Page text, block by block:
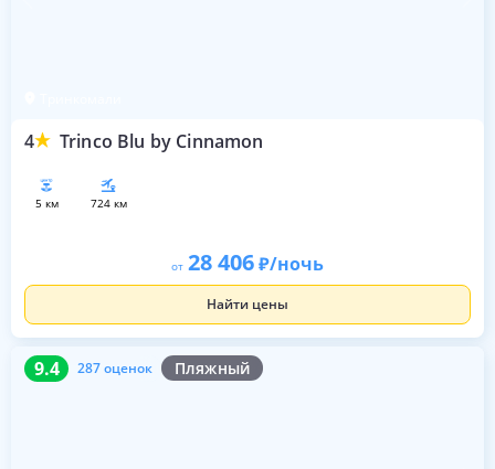
4 Trinco Blu by Cinnamon
5 км 724 км
от 28 406 /ночь
Найти цены
9.4 287 оценок Пляжный
9.4 287 оценок